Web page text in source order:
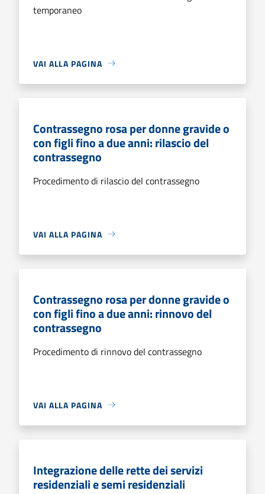
temporaneo
VAI ALLA PAGINA
Contrassegno rosa per donne gravide o
con figli fino a due anni: rilascio del
contrassegno
Procedimento di rilascio del contrassegno
VAI ALLA PAGINA
Contrassegno rosa per donne gravide o
con figli fino a due anni: rinnovo del
contrassegno
Procedimento di rinnovo del contrassegno
VAI ALLA PAGINA
Integrazione delle rette dei servizi
residenziali e semi residenziali